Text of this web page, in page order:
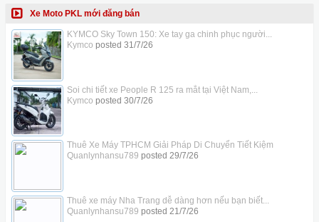
Xe Moto PKL mới đăng bán
KYMCO Sky Town 150: Xe tay ga chinh phục người...
Kymco posted 31/7/26
Soi chi tiết xe People R 125 ra mắt tại Việt Nam,...
Kymco posted 30/7/26
Thuê Xe Máy TPHCM Giải Pháp Di Chuyển Tiết Kiệm
Quanlynhansu789 posted 29/7/26
Thuê xe máy Nha Trang dễ dàng hơn nếu bạn biết...
Quanlynhansu789 posted 21/7/26